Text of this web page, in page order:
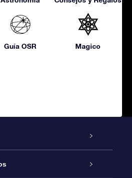
Guía OSR Magico